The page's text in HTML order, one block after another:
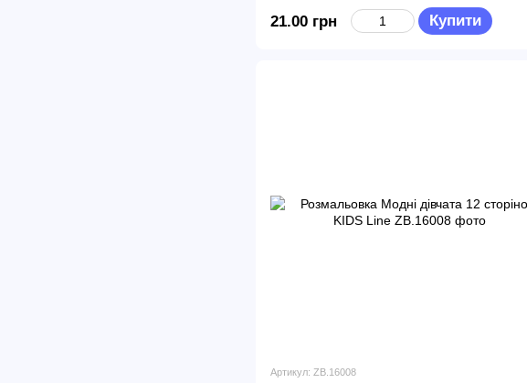
21.00 грн Купити
Артикул: ZB.16008